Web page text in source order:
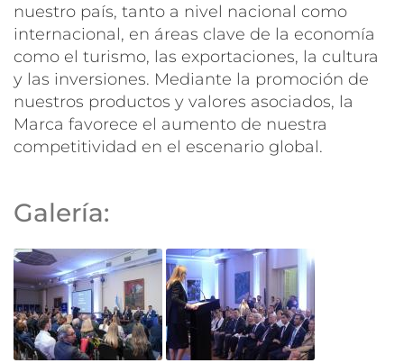
nuestro país, tanto a nivel nacional como
internacional, en áreas clave de la economía
como el turismo, las exportaciones, la cultura
y las inversiones. Mediante la promoción de
nuestros productos y valores asociados, la
Marca favorece el aumento de nuestra
competitividad en el escenario global.
Galería: